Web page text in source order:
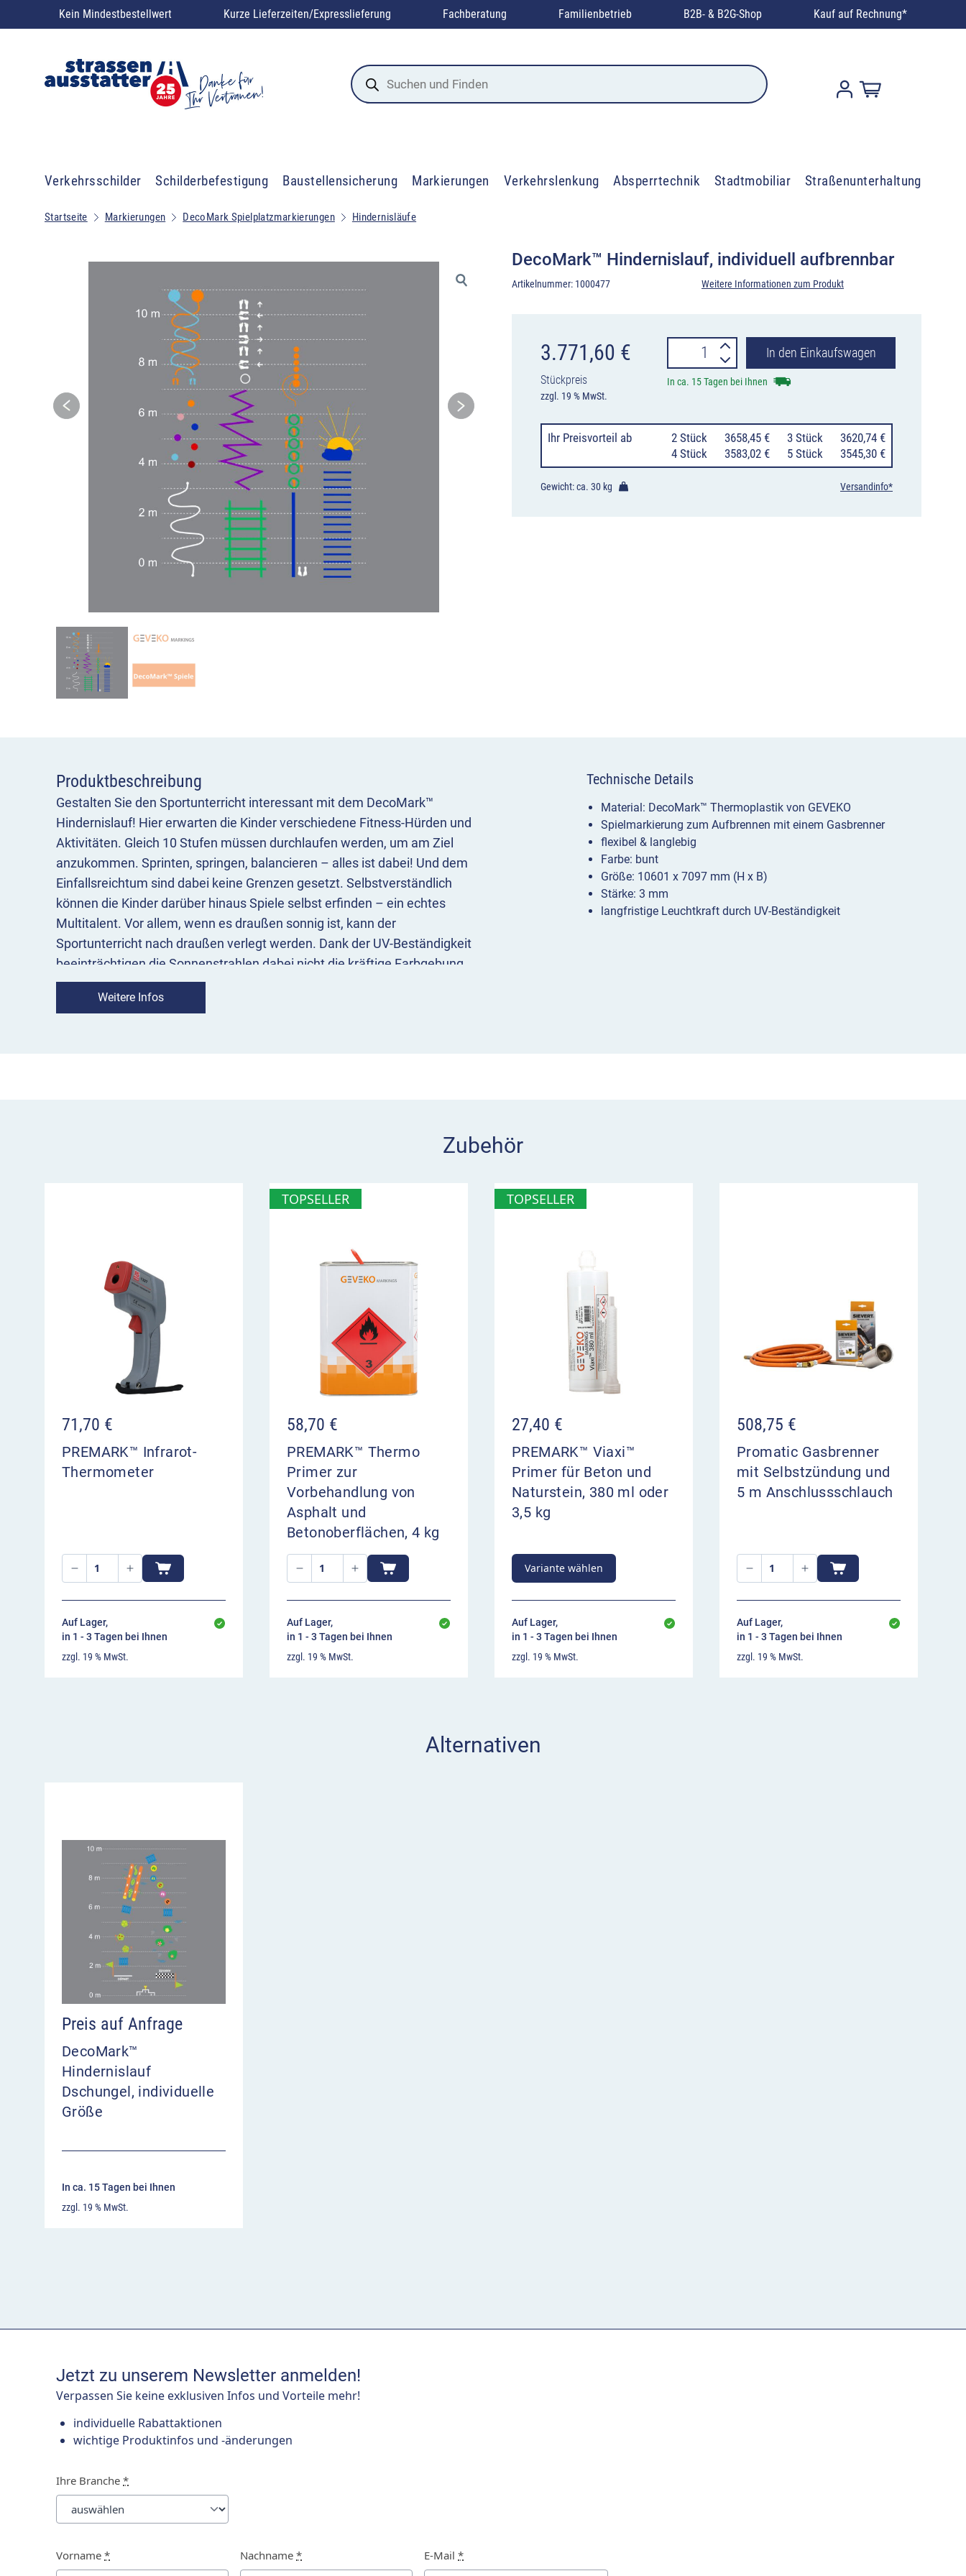
Kein Mindestbestellwert Kurze Lieferzeiten/Expresslieferung Fachberatung Familienbetrieb B2B- & B2G-Shop Kauf auf Rechnung*
Products
search
Verkehrsschilder Schilderbefestigung Baustellensicherung Markierungen Verkehrslenkung Absperrtechnik Stadtmobiliar Straßenunterhaltung
Startseite Markierungen DecoMark Spielplatzmarkierungen Hindernisläufe
DecoMark™ Hindernislauf, individuell aufbrennbar
Artikelnummer: 1000477 Weitere Informationen zum Produkt
3.771,60 €
Stückpreis
zzgl. 19 % MwSt.
DecoMark™
Hindernislauf,
aufbrennbar
Menge
In den Einkaufswagen
In ca. 15 Tagen bei Ihnen
Ihr Preisvorteil ab 2 Stück 3658,45 € 3 Stück
3620,74 €
4 Stück 3583,02 € 5 Stück 3545,30 €
Gewicht: ca. 30 kg Versandinfo*
Produktbeschreibung
Gestalten Sie den Sportunterricht interessant mit dem DecoMark™
Hindernislauf! Hier erwarten die Kinder verschiedene Fitness-Hürden und
Aktivitäten. Gleich 10 Stufen müssen durchlaufen werden, um am Ziel
anzukommen. Sprinten, springen, balancieren – alles ist dabei! Und dem
Einfallsreichtum sind dabei keine Grenzen gesetzt. Selbstverständlich
können die Kinder darüber hinaus Spiele selbst erfinden – ein echtes
Multitalent. Vor allem, wenn es draußen sonnig ist, kann der
Sportunterricht nach draußen verlegt werden. Dank der UV-Beständigkeit
beeinträchtigen die Sonnenstrahlen dabei nicht die kräftige Farbgebung
der Spielplatzmarkierung.
Hinweis für Sie:Die gestrichelten Linien im Bild dienen als
dass die Oberfläche frei von Schmutz, Chemikalien und Ölresten ist
Markierungen: Vorbehandlung mit unserem PREMARK™ Viaxi™ Primer
die zur Vorbehandlung genutzten Primer müssen vollständig trocknen
Weitere Infos
Technische Details
Material: DecoMark™ Thermoplastik von GEVEKO
Spielmarkierung zum Aufbrennen mit einem Gasbrenner
flexibel & langlebig
Farbe: bunt
Größe: 10601 x 7097 mm (H x B)
Stärke: 3 mm
langfristige Leuchtkraft durch UV-Beständigkeit
Zubehör
71,70 €
PREMARK™ Infrarot-
Thermometer
Auf Lager,
in 1 - 3 Tagen bei Ihnen
zzgl. 19 % MwSt.
TOPSELLER
58,70 €
PREMARK™ Thermo
Primer zur
Vorbehandlung von
Asphalt und
Betonoberflächen, 4 kg
Auf Lager,
in 1 - 3 Tagen bei Ihnen
zzgl. 19 % MwSt.
TOPSELLER
27,40 €
PREMARK™ Viaxi™
Primer für Beton und
Naturstein, 380 ml oder
3,5 kg
Variante wählen
Auf Lager,
in 1 - 3 Tagen bei Ihnen
zzgl. 19 % MwSt.
508,75 €
Promatic Gasbrenner
mit Selbstzündung und
5 m Anschlussschlauch
Auf Lager,
in 1 - 3 Tagen bei Ihnen
zzgl. 19 % MwSt.
Alternativen
Preis auf Anfrage
DecoMark™
Hindernislauf
Dschungel, individuelle
Größe
In ca. 15 Tagen bei Ihnen
zzgl. 19 % MwSt.
Jetzt zu unserem Newsletter anmelden!
Verpassen Sie keine exklusiven Infos und Vorteile mehr!
individuelle Rabattaktionen
wichtige Produktinfos und -änderungen
Ihre Branche *
Vorname * Nachname * E-Mail *